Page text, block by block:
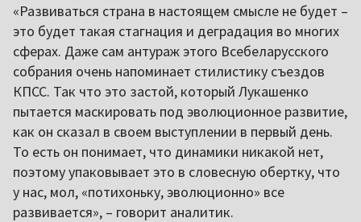
«Развиваться страна в настоящем смысле не будет –
это будет такая стагнация и деградация во многих
сферах. Даже сам антураж этого Всебеларусского
собрания очень напоминает стилистику съездов
КПСС. Так что это застой, который Лукашенко
пытается маскировать под эволюционное развитие,
как он сказал в своем выступлении в первый день.
То есть он понимает, что динамики никакой нет,
поэтому упаковывает это в словесную обертку, что
у нас, мол, «потихоньку, эволюционно» все
развивается», – говорит аналитик.